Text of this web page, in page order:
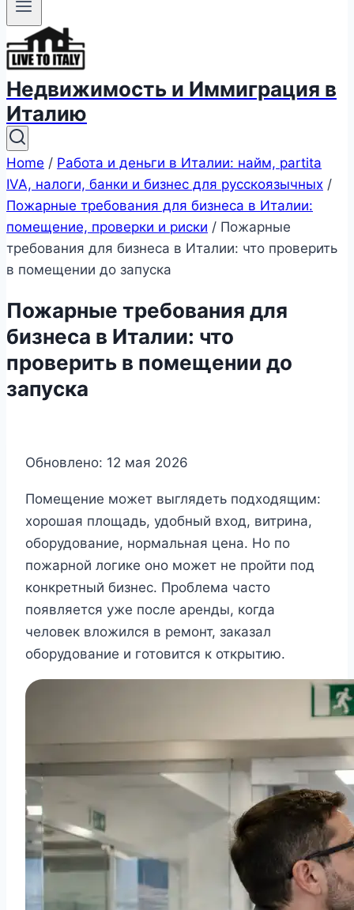
Недвижимость и Иммиграция в
Италию
Home / Работа и деньги в Италии: найм, partita
IVA, налоги, банки и бизнес для русскоязычных /
Пожарные требования для бизнеса в Италии:
помещение, проверки и риски / Пожарные
требования для бизнеса в Италии: что проверить
в помещении до запуска
Пожарные требования для
бизнеса в Италии: что
проверить в помещении до
запуска
Обновлено: 12 мая 2026
Помещение может выглядеть подходящим:
хорошая площадь, удобный вход, витрина,
оборудование, нормальная цена. Но по
пожарной логике оно может не пройти под
конкретный бизнес. Проблема часто
появляется уже после аренды, когда
человек вложился в ремонт, заказал
оборудование и готовится к открытию.